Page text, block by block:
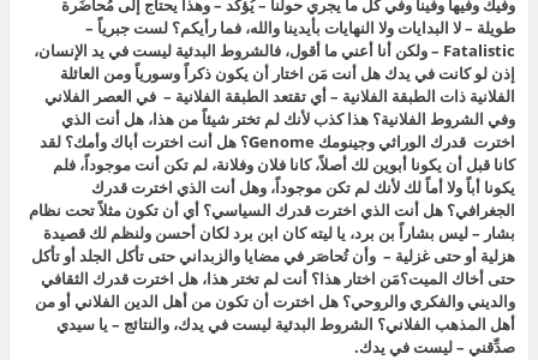
وفيك وفيها وفينا وفي كل ما يجري حولنا – يُؤكِّد – وهذا يحتاج إلى مُحاضَرة
طويلة – لا البدايات ولا النهايات بأيدينا والله، فما رأيكم؟ لست جبرياً –
Fatalistic – ولكن أنا أعني ما أقول، فالشروط البدئية ليست في يد الإنسان،
إذن لو كانت في يدك هل أنت مَن اختار أن يكون ذكراً وسورياً ومن العائلة
الفلانية ذات الطبقة الفلانية – أي تقتعد الطبقة الفلانية – في العصر الفلاني
وفي الشروط الفلانية؟ هذا كذب لأنك لم تختر شيئاً من هذا، هل أنت الذي
اخترت قدرك الوراثي وجينومك Genome؟ هل أنت اخترت أباك وأمك؟ لقد
كانا قبل أن يكونا أبوين لك أصلاً، كانا فلان وفلانة، لم تكن أنت موجوداً، فلم
يكونا أباً ولا أماً لك لأنك لم تكن موجوداً، وهل أنت الذي اخترت قدرك
الجغرافي؟ هل أنت الذي اخترت قدرك السياسي؟ أي أن تكون مثلاً تحت نظام
بشار – ليس بشاراً بن برد، يا ليته كان ابن برد لكان أحسن ولنظم لك قصيدة
هزلية أو حتى غزلية – وأن تُحاصَر في مضايا والزبداني حتى تأكل الجلد أو تأكل
حتى أخاك الميت؟مَن اختار هذا؟ أنت لم تختر هذا، هل اخترت قدرك الثقافي
والديني والفكري والروحي؟ هل اخترت أن تكون من أهل الدين الفلاني أو من
أهل المذهب الفلاني؟ الشروط البدئية ليست في يدك، والنتائج – يا سيدي
صدِّقني – ليست في يدك.